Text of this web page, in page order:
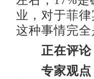
业，对于菲
这种事情完
正在评
专家观